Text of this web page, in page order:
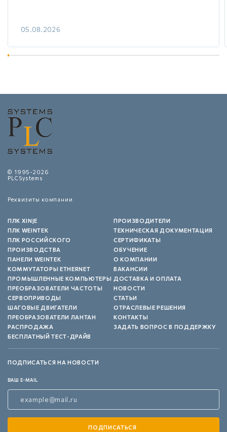
05.08.2026
© 1995-2026
PLCSystems
Реквизиты компании
ПЛК XINJE
ПЛК WEINTEK
ПЛК РОССИЙСКОГО
ПРОИЗВОДСТВА
ПАНЕЛИ WEINTEK
КОММУТАТОРЫ ETHERNET
ПРОМЫШЛЕННЫЕ КОМПЬЮТЕРЫ
ПРЕОБРАЗОВАТЕЛИ ЧАСТОТЫ
СЕРВОПРИВОДЫ
ШАГОВЫЕ ДВИГАТЕЛИ
ПРЕОБРАЗОВАТЕЛИ ЛАНТАН
РАСПРОДАЖА
БЕСПЛАТНЫЙ ТЕСТ-ДРАЙВ
ПРОИЗВОДИТЕЛИ
ТЕХНИЧЕСКАЯ ДОКУМЕНТАЦИЯ
СЕРТИФИКАТЫ
ОБУЧЕНИЕ
О КОМПАНИИ
ВАКАНСИИ
ДОСТАВКА И ОПЛАТА
НОВОСТИ
СТАТЬИ
ОТРАСЛЕВЫЕ РЕШЕНИЯ
КОНТАКТЫ
ЗАДАТЬ ВОПРОС В ПОДДЕРЖКУ
ПОДПИСАТЬСЯ НА НОВОСТИ
ВАШ E-MAIL